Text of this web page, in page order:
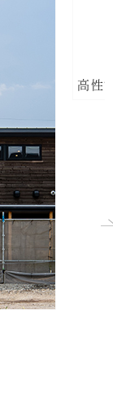
高性